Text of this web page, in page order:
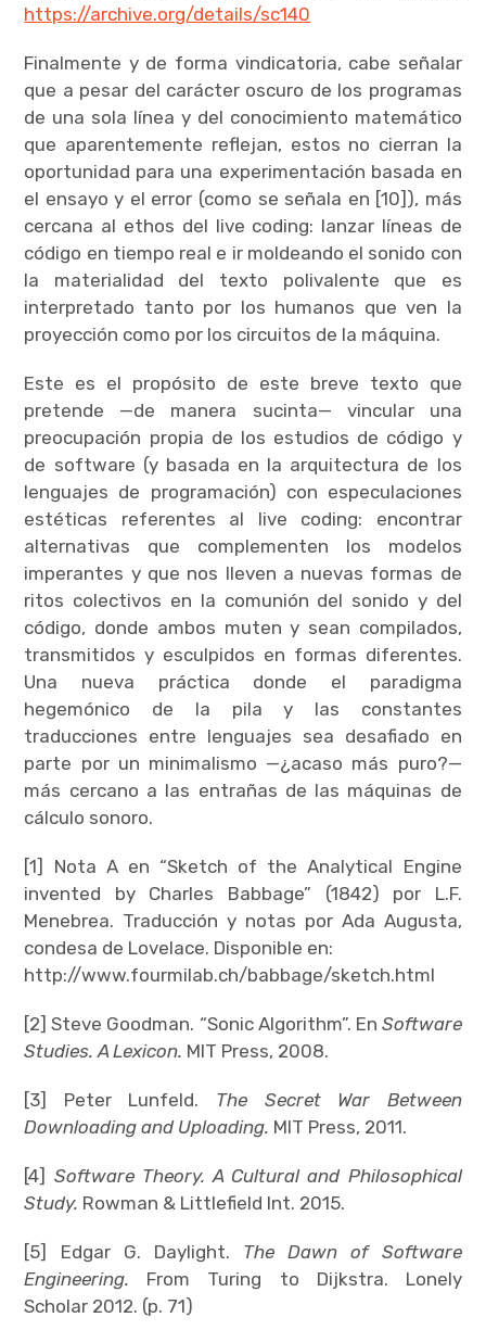
https://archive.org/details/sc140
Finalmente y de forma vindicatoria, cabe señalar
que a pesar del carácter oscuro de los programas
de una sola línea y del conocimiento matemático
que aparentemente reflejan, estos no cierran la
oportunidad para una experimentación basada en
el ensayo y el error (como se señala en [10]), más
cercana al ethos del live coding: lanzar líneas de
código en tiempo real e ir moldeando el sonido con
la materialidad del texto polivalente que es
interpretado tanto por los humanos que ven la
proyección como por los circuitos de la máquina.
Este es el propósito de este breve texto que
pretende —de manera sucinta— vincular una
preocupación propia de los estudios de código y
de software (y basada en la arquitectura de los
lenguajes de programación) con especulaciones
estéticas referentes al live coding: encontrar
alternativas que complementen los modelos
imperantes y que nos lleven a nuevas formas de
ritos colectivos en la comunión del sonido y del
código, donde ambos muten y sean compilados,
transmitidos y esculpidos en formas diferentes.
Una nueva práctica donde el paradigma
hegemónico de la pila y las constantes
traducciones entre lenguajes sea desafiado en
parte por un minimalismo —¿acaso más puro?—
más cercano a las entrañas de las máquinas de
cálculo sonoro.
[1] Nota A en “Sketch of the Analytical Engine
invented by Charles Babbage” (1842) por L.F.
Menebrea. Traducción y notas por Ada Augusta,
condesa de Lovelace. Disponible en:
http://www.fourmilab.ch/babbage/sketch.html
[2] Steve Goodman. “Sonic Algorithm”. En Software
Studies. A Lexicon. MIT Press, 2008.
[3] Peter Lunfeld. The Secret War Between
Downloading and Uploading. MIT Press, 2011.
[4] Software Theory. A Cultural and Philosophical
Study. Rowman & Littlefield Int. 2015.
[5] Edgar G. Daylight. The Dawn of Software
Engineering. From Turing to Dijkstra. Lonely
Scholar 2012. (p. 71)